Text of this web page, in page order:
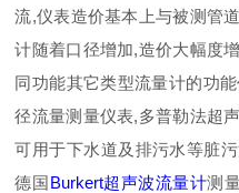
流,仪表造价基本上与被测管
计随着口径增加,造价大幅度
同功能其它类型流量计的功
径流量测量仪表,多普勒法超
可用于下水道及排污水等脏
德国Burkert超声波流量计测